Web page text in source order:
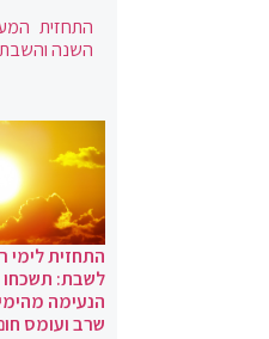
התחזית
השנה
התחזית לימי
לשבת: תשכחו
הנעימה
שרב ועומס